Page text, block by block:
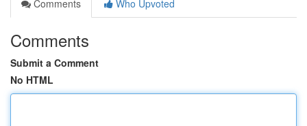
Comments
Who Upvoted
Comments
Submit a Comment
No HTML